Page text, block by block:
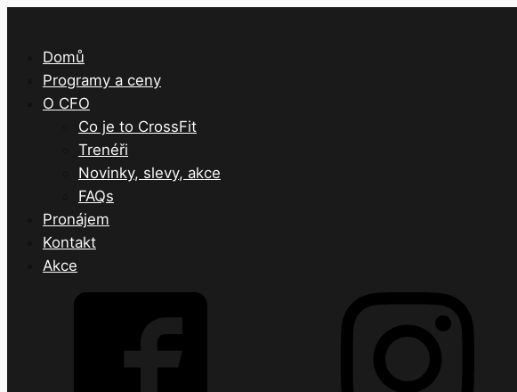
Domů
Programy a ceny
O CFO
Co je to CrossFit
Trenéři
Novinky, slevy, akce
FAQs
Pronájem
Kontakt
Akce